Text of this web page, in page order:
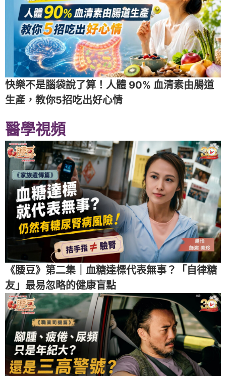
快樂不是腦袋說了算！人體 90% 血清素由腸道
生產，教你5招吃出好心情
醫學視頻
《腰豆》第二集｜血糖達標代表無事？「自律糖
友」最易忽略的健康盲點